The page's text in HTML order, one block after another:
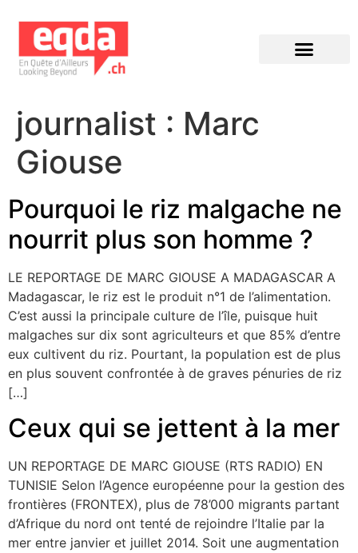
journalist : Marc
Giouse
Pourquoi le riz malgache ne
nourrit plus son homme ?
LE REPORTAGE DE MARC GIOUSE A MADAGASCAR A
Madagascar, le riz est le produit n°1 de l’alimentation.
C’est aussi la principale culture de l’île, puisque huit
malgaches sur dix sont agriculteurs et que 85% d’entre
eux cultivent du riz. Pourtant, la population est de plus
en plus souvent confrontée à de graves pénuries de riz
[…]
Ceux qui se jettent à la mer
UN REPORTAGE DE MARC GIOUSE (RTS RADIO) EN
TUNISIE Selon l’Agence européenne pour la gestion des
frontières (FRONTEX), plus de 78’000 migrants partant
d’Afrique du nord ont tenté de rejoindre l’Italie par la
mer entre janvier et juillet 2014. Soit une augmentation